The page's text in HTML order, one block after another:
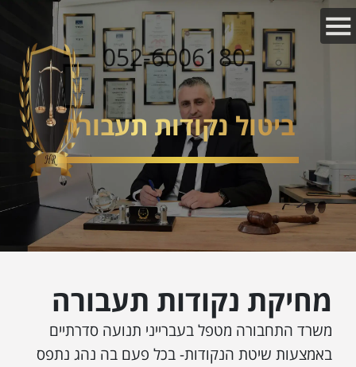
052-6006180
ביטול נקודות תעבורה
מחיקת נקודות תעבורה
משרד התחבורה מטפל בעברייני תנועה סדרתיים
באמצעות שיטת הנקודות- בכל פעם בה נהג נתפס